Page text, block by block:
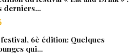
derniers…
6è édition: Quelques
qui…